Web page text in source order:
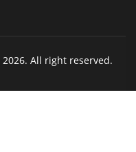
2026. All right reserved.